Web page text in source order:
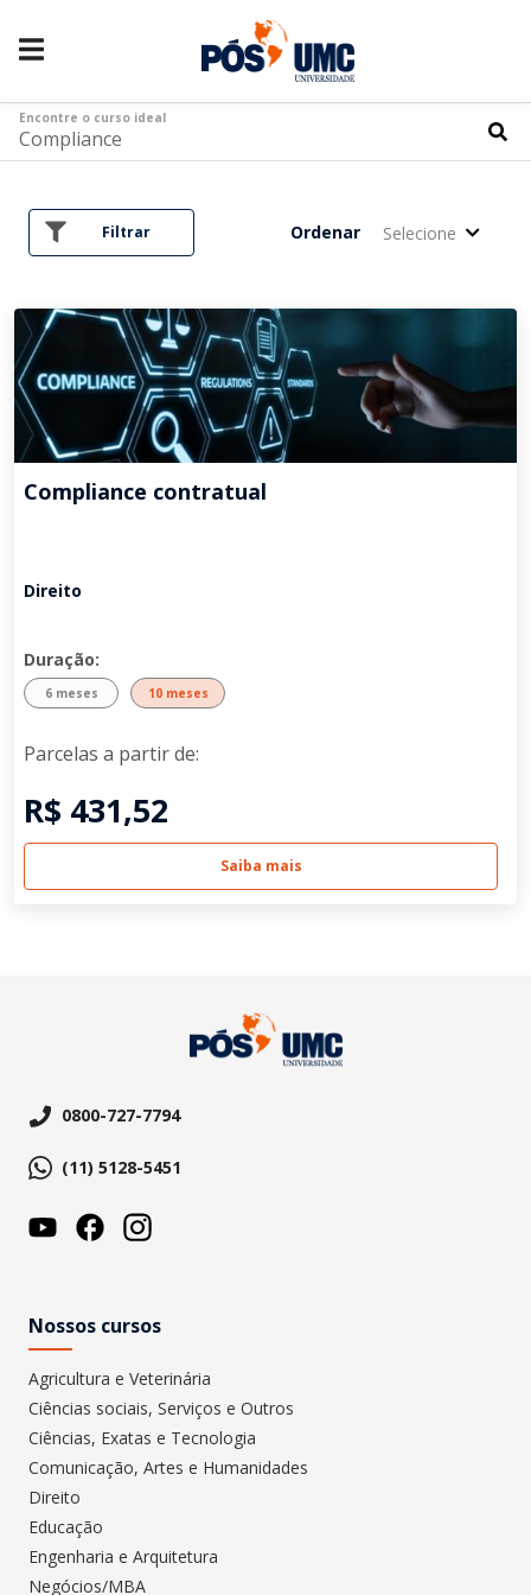
Encontre o curso ideal
Filtrar Ordenar Selecione
Compliance contratual
Direito
Duração:
6 meses 10 meses
Parcelas a partir de:
R$ 431,52
Saiba mais
0800-727-7794
(11) 5128-5451
Nossos cursos
Agricultura e Veterinária
Ciências sociais, Serviços e Outros
Ciências, Exatas e Tecnologia
Comunicação, Artes e Humanidades
Direito
Educação
Engenharia e Arquitetura
Negócios/MBA